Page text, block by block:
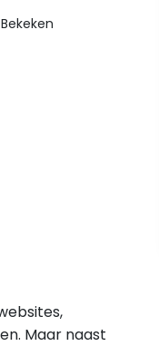
Bekeken
Maar naast